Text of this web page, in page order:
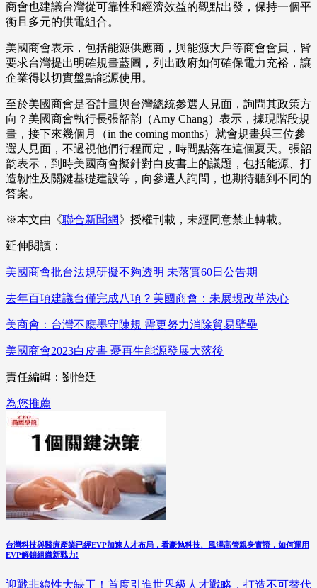
商會也建議台灣從可靠性和經濟效益的觀點出發，保持一個平
衡且多元的供電組合。
美國商會表示，包括能源供應商，與能源大戶等商會會員，皆
要求台灣提出明確規畫藍圖，列出政府如何確保電力充裕，讓
企業得以切實盤點能源使用。
至於美國商會是否計畫與台灣總統參選人見面，詢問其政策方
向？美國商會執行長張韶韵（Amy Chang）表示，據現階段規
畫，接下來幾個月（in the coming months）就會規畫與三位參
選人見面，不過視他們行程而定，時間點落在這個夏天。張韶
韵表示，到時美國商會擬針對白皮書上的議題，包括能源、打
造韌性及關鍵基礎建設等，向參選人詢問，也期待聽到不同的
答案。
※本文由《聯合新聞網》授權刊載，未經同意禁止轉載。
延伸閱讀：
美國商會批台法規研擬不夠透明 未落實60日公告期
去年百項建議台僅完成八項？美國商會：未展現改革決心
美商會：台灣不應墨守陳規 需更努力消除貿易壁壘
美國商會2023白皮書 憂再生能源發展大落後
責任編輯：劉怡廷
為您推薦
台灣科技與醫療產業已經EVP加速人才布局，看豪勉科技、風澤高管親身實證，如何運用
EVP解鎖組織新戰力!
迎戰非線性大缺工！首度引進世界級人才戰略，打造不可替代